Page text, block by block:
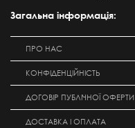
Загальна інформація:
ПРО НАС
КОНФІДЕНЦІЙНІСТЬ
ДОГОВІР ПУБЛІЧНОЇ ОФЕРТИ
ДОСТАВКА І ОПЛАТА